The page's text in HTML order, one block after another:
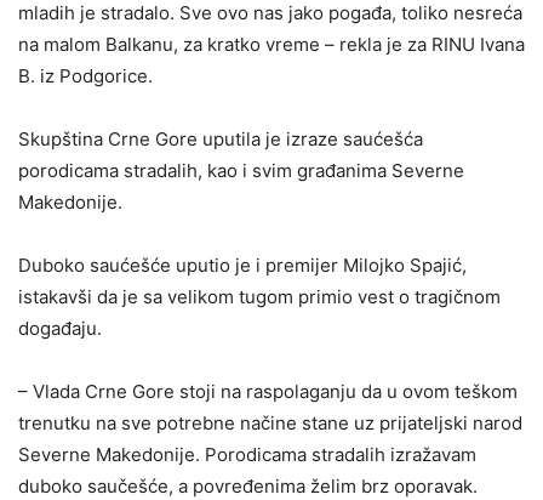
mladih je stradalo. Sve ovo nas jako pogađa, toliko nesreća
na malom Balkanu, za kratko vreme – rekla je za RINU Ivana
B. iz Podgorice.
Skupština Crne Gore uputila je izraze saućešća
porodicama stradalih, kao i svim građanima Severne
Makedonije.
Duboko saućešće uputio je i premijer Milojko Spajić,
istakavši da je sa velikom tugom primio vest o tragičnom
događaju.
– Vlada Crne Gore stoji na raspolaganju da u ovom teškom
trenutku na sve potrebne načine stane uz prijateljski narod
Severne Makedonije. Porodicama stradalih izražavam
duboko saučešće, a povređenima želim brz oporavak.